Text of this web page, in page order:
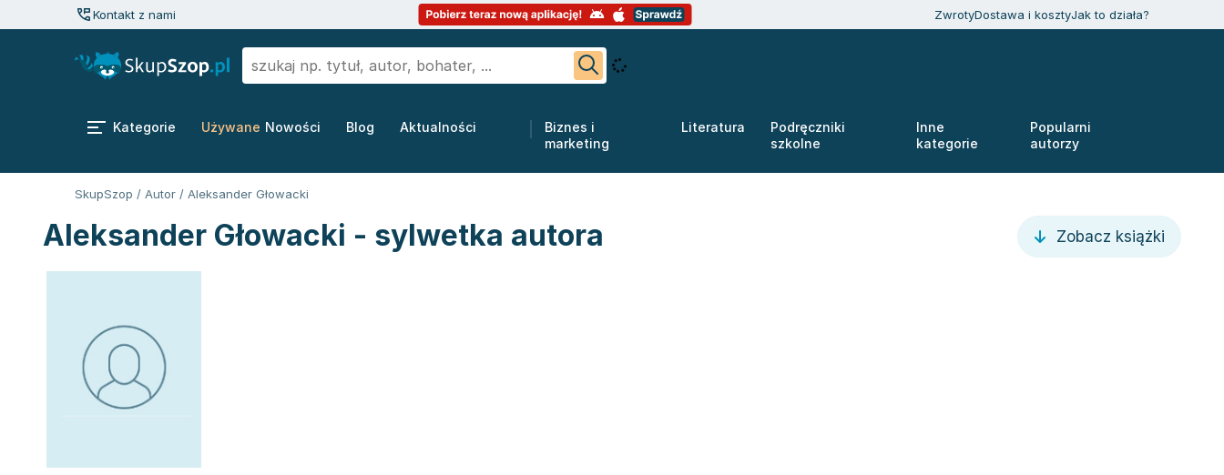
Kontakt z nami ZwrotyDostawa i kosztyJak to działa?
Kategorie Używane Nowości Blog Aktualności
Biznes i
marketing
Literatura
Podręczniki
szkolne
Inne
kategorie
Popularni
autorzy
SkupSzop / Autor / Aleksander Głowacki
Aleksander Głowacki - sylwetka autora Zobacz książki